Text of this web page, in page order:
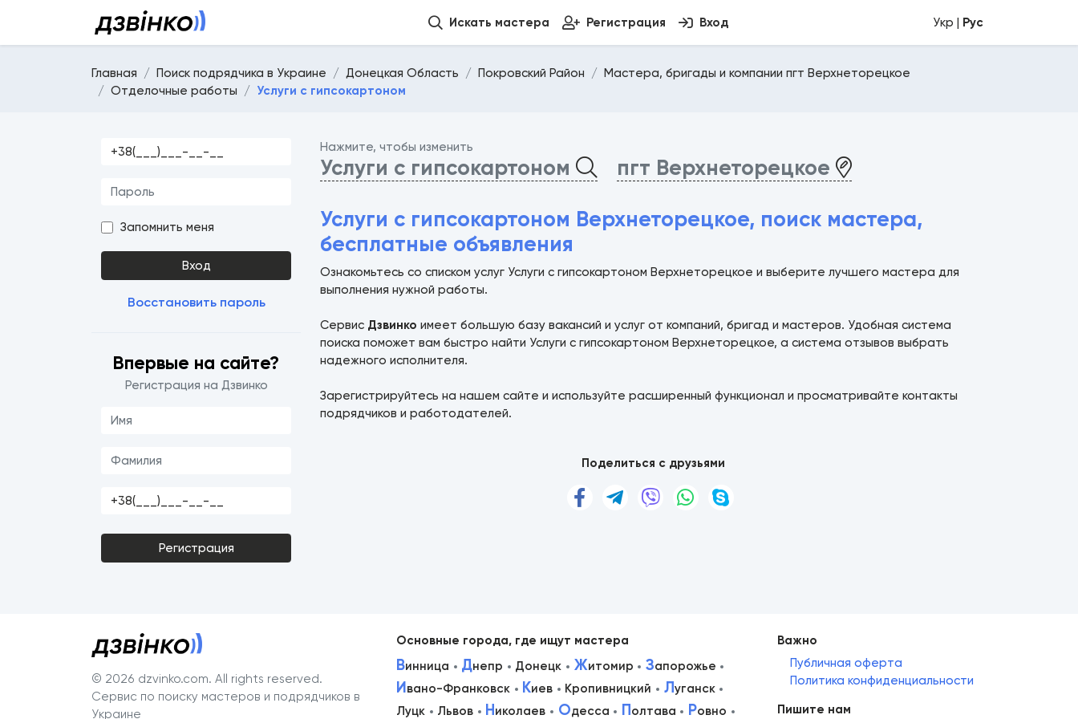
Искать мастера Регистрация Вход Укр | Рус
Главная Поиск подрядчика в Украине Донецкая Область Покровский Район
Мастера, бригады и компании пгт Верхнеторецкое
Отделочные работы
Услуги с гипсокартоном
Запомнить меня
Вход
Восстановить пароль
Впервые на сайте?
Регистрация на Дзвинко
Регистрация
Нажмите, чтобы изменить
Услуги с гипсокартоном пгт Верхнеторецкое
Услуги с гипсокартоном Верхнеторецкое, поиск мастера,
бесплатные объявления
Ознакомьтесь со списком услуг Услуги с гипсокартоном Верхнеторецкое и выберите лучшего мастера для
выполнения нужной работы.
Сервис Дзвинко имеет большую базу вакансий и услуг от компаний, бригад и мастеров. Удобная система
поиска поможет вам быстро найти Услуги с гипсокартоном Верхнеторецкое, а система отзывов выбрать
надежного исполнителя.
Зарегистрируйтесь на нашем сайте и используйте расширенный функционал и просматривайте контакты
подрядчиков и работодателей.
Поделиться с друзьями
© 2026 dzvinko.com. All rights reserved.
Сервис по поиску мастеров и подрядчиков в
Украине
Основные города, где ищут мастера
Винница Днепр Донецк Житомир Запорожье
Ивано-Франковск Киев Кропивницкий Луганск
Луцк
Львов Николаев Одесса Полтава Ровно
Важно
Публичная оферта
Политика конфиденциальности
Пишите нам